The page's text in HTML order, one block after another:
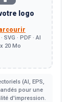
logo
SVG · PDF · AI
20 Mo
(AI, EPS,
pour une
d'impression.